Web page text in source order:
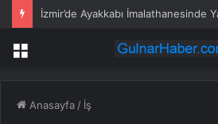
İzmir’de Ayakkabı İmalathanesinde
Menü
Anasayfa / İş